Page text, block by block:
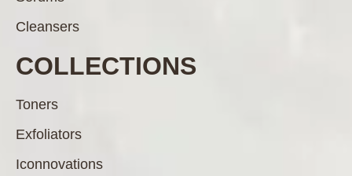
Cleansers
COLLECTIONS
Toners
Exfoliators
Iconnovations